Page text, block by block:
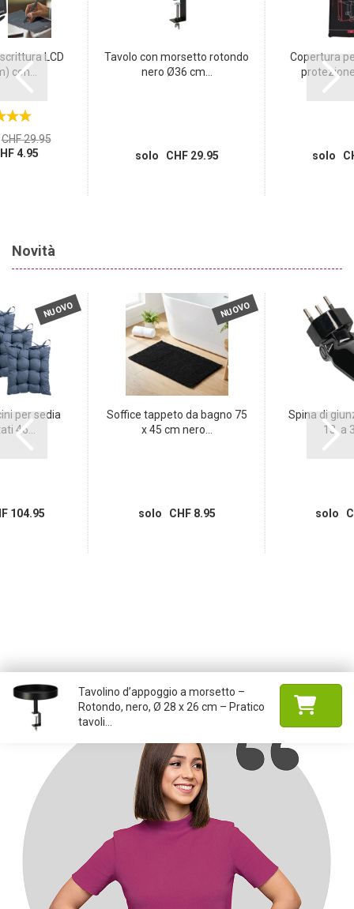
LCD
con...
CHF 29.95
4.95
Tavolo con morsetto rotondo
nero Ø36 cm...
solo CHF 29.95
Copertura
solo
Novità
NUOVO
per sedia
46...
104.95
NUOVO
Soffice tappeto da bagno 75
x 45 cm nero...
solo CHF 8.95
Spina di
13, a
solo
Tavolino d’appoggio a morsetto –
Rotondo, nero, Ø 28 x 26 cm – Pratico
tavoli...